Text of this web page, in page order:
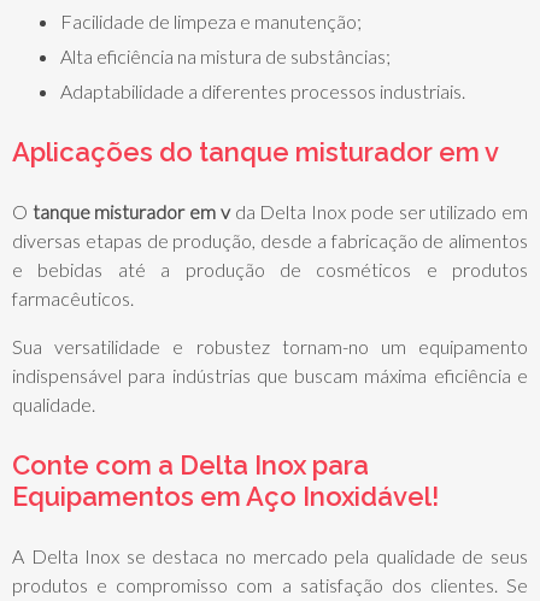
Facilidade de limpeza e manutenção;
Alta eficiência na mistura de substâncias;
Adaptabilidade a diferentes processos industriais.
Aplicações do tanque misturador em v
O tanque misturador em vda Delta Inox pode ser utilizado em
diversas etapas de produção, desde a fabricação de alimentos
e bebidas até a produção de cosméticos e produtos
farmacêuticos.
Sua versatilidade e robustez tornam-no um equipamento
indispensável para indústrias que buscam máxima eficiência e
qualidade.
Conte com a Delta Inox para
Equipamentos em Aço Inoxidável!
A Delta Inox se destaca no mercado pela qualidade de seus
produtos e compromisso com a satisfação dos clientes. Se